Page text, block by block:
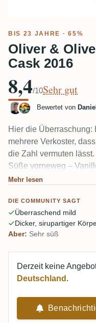
BIS 23 JAHRE · 65%
Oliver &
Cask 2016
8,4/10Sehr gut
Bewertet von Daniel
Hier die
mehrere Verkoster,
die Zahl vermuten
Süße vorneweg –
Trockenfrüchte und
süß-aber-starke
Mehr lesen
DIE COMMUNITY SAGT
Überraschend mild
Dicker, sirupartiger
Aber: Sehr süß
Derzeit keine
Deutschland .